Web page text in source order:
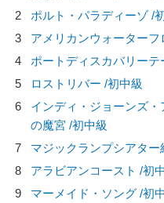
2
ポルト・パラディーゾ /
3
アメリカンウォーターフ
4
ポートディスカバリーテ
5
ロストリバー /初中級
6
インディ・ジョーンズ
の魔宮 /初中級
7
マジックランプシアター
8
アラビアンコースト /初
9
マーメイド・ソング /初